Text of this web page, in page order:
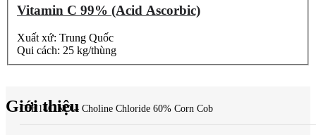
Vitamin C 99% (Acid Ascorbic)
Xuất xứ: Trung Quốc
Qui cách: 25 kg/thùng
C5H14ClNO – Choline Chloride 60% Corn Cob
Giới thiệu